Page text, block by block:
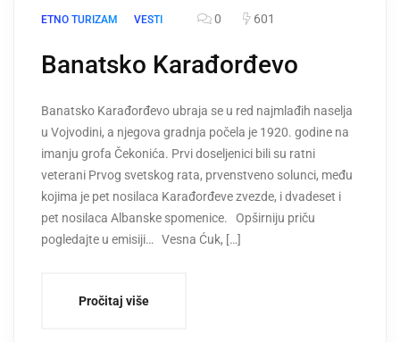
ETNO TURIZAM VESTI 0 601
Banatsko Karađorđevo
Banatsko Karađorđevo ubraja se u red najmlađih naselja
u Vojvodini, a njegova gradnja počela je 1920. godine na
imanju grofa Čekonića. Prvi doseljenici bili su ratni
veterani Prvog svetskog rata, prvenstveno solunci, među
kojima je pet nosilaca Karađorđeve zvezde, i dvadeset i
pet nosilaca Albanske spomenice. Opširniju priču
pogledajte u emisiji… Vesna Ćuk, […]
Pročitaj više